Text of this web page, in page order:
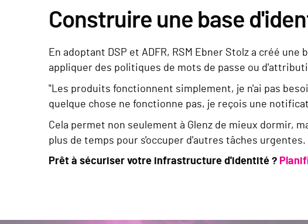
Construire une base
En adoptant DSP et ADFR, RSM Ebner Stolz a créé
appliquer des politiques de mots de passe ou
"Les produits fonctionnent simplement, je n'ai pas
quelque chose ne fonctionne pas, je reçois une
Cela permet non seulement à Glenz de mieux dormir,
plus de temps pour s'occuper d'autres tâches urgentes.
Prêt à sécuriser votre infrastructure d'identité ?